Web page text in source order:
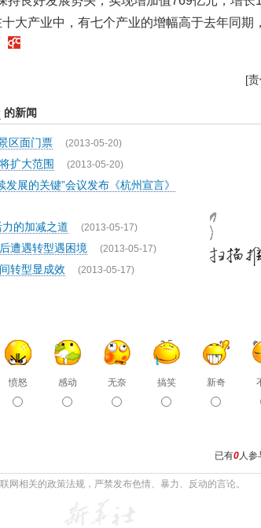
大产业中，有七个产业的增幅高于去年同期
[
的新闻
区面门票 (2013-05-20)
扩大范围 (2013-05-20)
展的关键”会议发布《杭州宣言》
的加减之道 (2013-05-17)
遭遇转型遇困境 (2013-05-17)
转型显成效 (2013-05-17)
愤怒 感动 无奈 搞笑 新奇
已有0人参